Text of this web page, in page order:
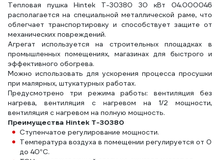
Тепловая пушка Hintek Т-30380 30 кВт 04.000046
располагается на специальной металлической раме, что
облегчает транспортировку и способствует защите от
механических повреждений.
Агрегат используется на строительных площадках в
промышленных помещениях, магазинах для быстрого и
эффективного обогрева.
Можно использовать для ускорения процесса просушки
при малярных, штукатурных работах.
Предусмотрено три режима работы: вентиляция без
нагрева, вентиляция с нагревом на 1/2 мощности,
вентиляция с нагревом на полную мощность.
Преимущества Hintek Т-30380
Ступенчатое регулирование мощности.
Температура воздуха в помещении регулируется от 0
до 40°С.